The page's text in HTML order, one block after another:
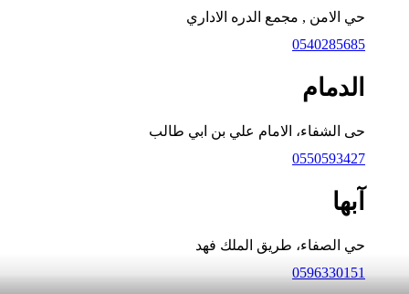
حي الامن , مجمع الدره الاداري
0540285685
الدمام
حى الشفاء، الامام علي بن ابي طالب
0550593427
آبها
حي الصفاء، طريق الملك فهد
0596330151